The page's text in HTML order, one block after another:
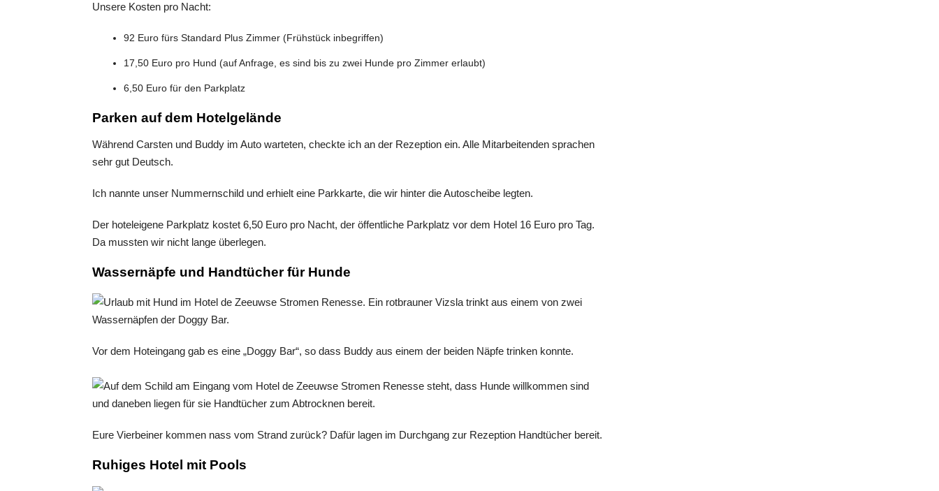
Unsere Kosten pro Nacht:
92 Euro fürs Standard Plus Zimmer (Frühstück inbegriffen)
17,50 Euro pro Hund (auf Anfrage, es sind bis zu zwei Hunde pro Zimmer erlaubt)
6,50 Euro für den Parkplatz
Parken auf dem Hotelgelände
Während Carsten und Buddy im Auto warteten, checkte ich an der Rezeption ein. Alle Mitarbeitenden sprachen
sehr gut Deutsch.
Ich nannte unser Nummernschild und erhielt eine Parkkarte, die wir hinter die Autoscheibe legten.
Der hoteleigene Parkplatz kostet 6,50 Euro pro Nacht, der öffentliche Parkplatz vor dem Hotel 16 Euro pro Tag.
Da mussten wir nicht lange überlegen.
Wassernäpfe und Handtücher für Hunde
Vor dem Hoteingang gab es eine „Doggy Bar“, so dass Buddy aus einem der beiden Näpfe trinken konnte.
Eure Vierbeiner kommen nass vom Strand zurück? Dafür lagen im Durchgang zur Rezeption Handtücher bereit.
Ruhiges Hotel mit Pools